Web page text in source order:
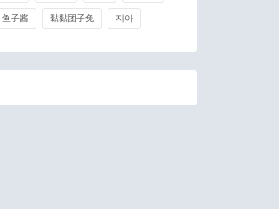
鱼子酱 黏黏团子兔 지아